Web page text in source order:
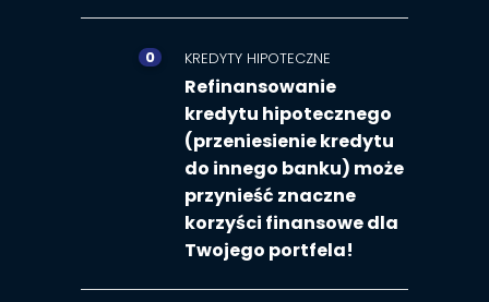
0 KREDYTY HIPOTECZNE
Refinansowanie
kredytu hipotecznego
(przeniesienie kredytu
do innego banku) może
przynieść znaczne
korzyści finansowe dla
Twojego portfela!